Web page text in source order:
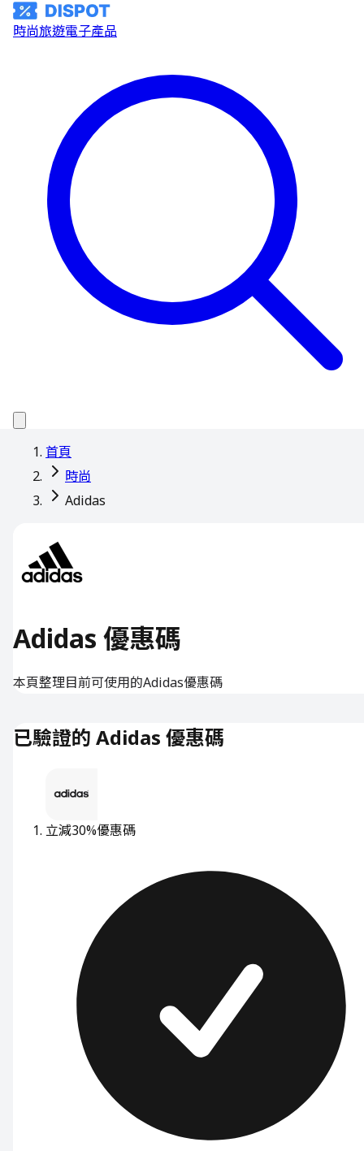
時尚旅遊電子產品
首頁
時尚
Adidas
Adidas 優惠碼
本頁整理目前可使用的Adidas優惠碼
已驗證的 Adidas 優惠碼
立減30%優惠碼